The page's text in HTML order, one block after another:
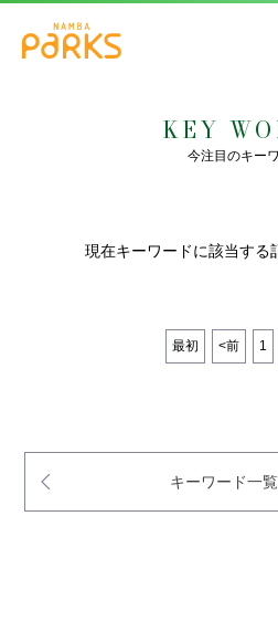
KEY
今注目のキー
現在キーワードに該当する
最初 <前 1
キーワード一